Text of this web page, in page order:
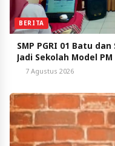
BERITA
SMP PGRI 01 Batu
Jadi Sekolah Model
7 Agustus 2026